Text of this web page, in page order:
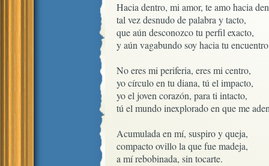
Hacia dentro, mi amor, te amo hacia
tal vez desnudo de palabra y tacto,
que aún desconozco tu perfil exacto,
y aún vagabundo soy hacia tu
No eres mi periferia, eres mi centro,
yo círculo en tu diana, tú el impacto,
yo el joven corazón, para ti intacto,
tú el mundo inexplorado en que me
Acumulada en mí, suspiro y queja,
compacto ovillo la que fue madeja,
a mí rebobinada, sin tocarte.